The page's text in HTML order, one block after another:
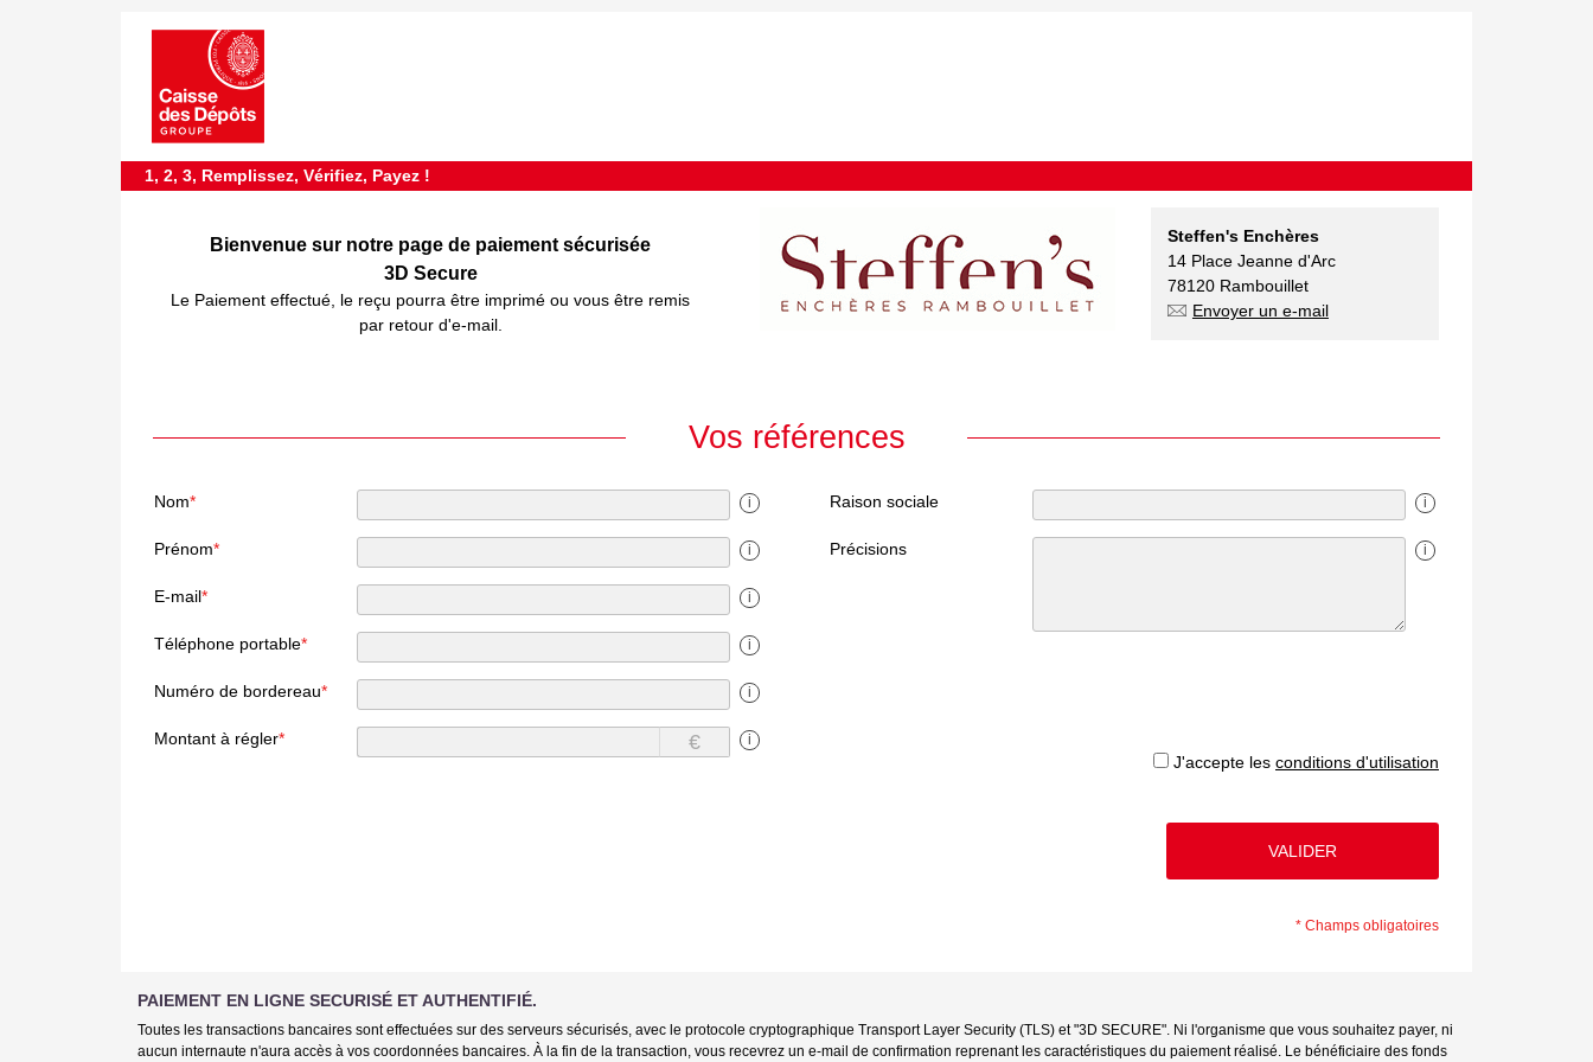
1, 2, 3, Remplissez, Vérifiez, Payez !
Bienvenue sur notre page de paiement sécurisée
3D Secure
Le Paiement effectué, le reçu pourra être imprimé ou vous être remis
par retour d'e-mail.
Steffen's Enchères
14 Place Jeanne d'Arc
78120 Rambouillet
Envoyer un e-mail
Vos références
Nom* i
Prénom* i
E-mail* i
Téléphone portable* i
Numéro de bordereau* i
Montant à régler* € i
Raison sociale i
Précisions i
J'accepte les conditions d'utilisation
* Champs obligatoires
PAIEMENT EN LIGNE SECURISÉ ET AUTHENTIFIÉ.
Toutes les transactions bancaires sont effectuées sur des serveurs sécurisés, avec le protocole cryptographique Transport Layer Security (TLS) et "3D SECURE". Ni l'organisme que vous souhaitez payer, ni
aucun internaute n'aura accès à vos coordonnées bancaires. À la fin de la transaction, vous recevrez un e-mail de confirmation reprenant les caractéristiques du paiement réalisé. Le bénéficiaire des fonds